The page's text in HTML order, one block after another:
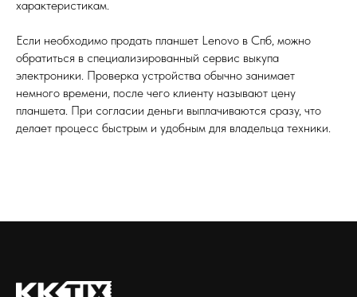
характеристикам.
Если необходимо продать планшет Lenovo в Спб, можно
обратиться в специализированный сервис выкупа
электроники. Проверка устройства обычно занимает
немного времени, после чего клиенту называют цену
планшета. При согласии деньги выплачиваются сразу, что
делает процесс быстрым и удобным для владельца техники.